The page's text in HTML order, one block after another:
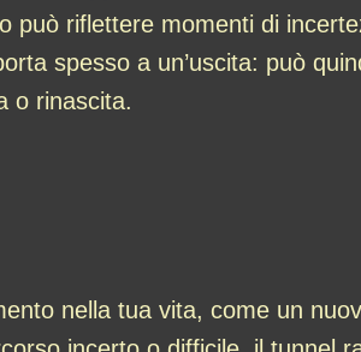
può riflettere momenti di
spesso a un’uscita: può
o rinascita.
nella tua vita, come un